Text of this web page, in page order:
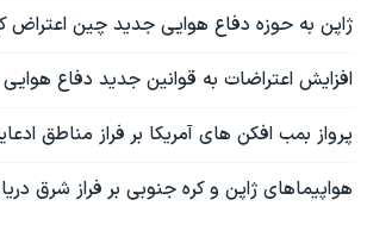
ژاپن به حوزه دفاع هوایی جدید چین اعتراض
افزایش اعتراضات به قوانین جدید دفاع
پرواز بمب افکن های آمریکا بر فراز مناطق
هواپیماهای ژاپن و کره جنوبی بر فراز شرق